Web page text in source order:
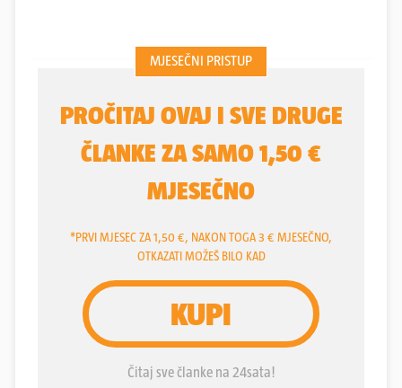
(38), magistar javne uprave, u svom kraju poznatiji
po tituli predsjednika veoma aktivnoga KUD-a Lipa